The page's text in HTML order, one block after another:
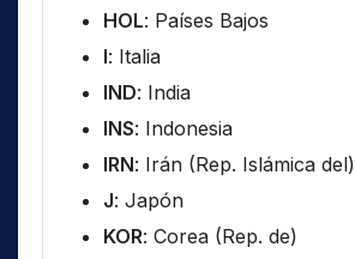
HOL: Países Bajos
I: Italia
IND: India
INS: Indonesia
IRN: Irán (Rep. Islámica del)
J: Japón
KOR: Corea (Rep. de)